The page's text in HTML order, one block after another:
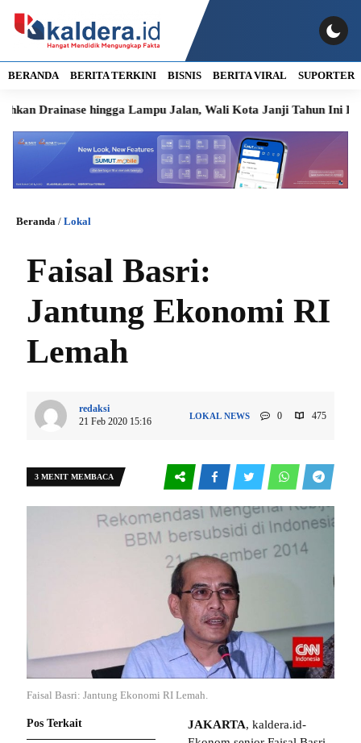
BERANDA BERITA TERKINI BISNIS BERITA VIRAL SUPORTER
hingga Lampu Jalan, Wali Kota Janji Tahun Ini Diperbaiki
Beranda / Lokal
Faisal Basri:
Jantung Ekonomi RI
Lemah
redaksi
21 Feb 2020 15:16
LOKAL NEWS 0 475
3 MENIT MEMBACA
Faisal Basri: Jantung Ekonomi RI Lemah.
JAKARTA, kaldera.id-
Pos Terkait